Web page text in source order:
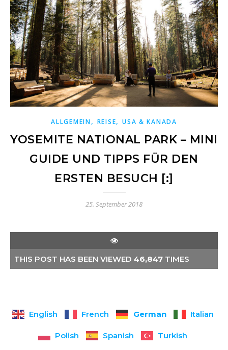
ALLGEMEIN, REISE,USA & KANADA
YOSEMITE NATIONAL PARK – MINI
GUIDE UND TIPPS FÜR DEN
ERSTEN BESUCH [:]
25. September 2018
THIS POST HAS BEEN VIEWED 46,847 TIMES
English French German Italian
Polish Spanish Turkish